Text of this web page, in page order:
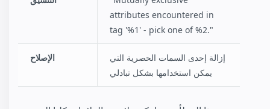
attributes encountered in
tag '%1' - pick one of %2."
الإصلاح
إزالة إحدى السمات الحصرية التي
يمكن استخدامها بشكل تبادلي